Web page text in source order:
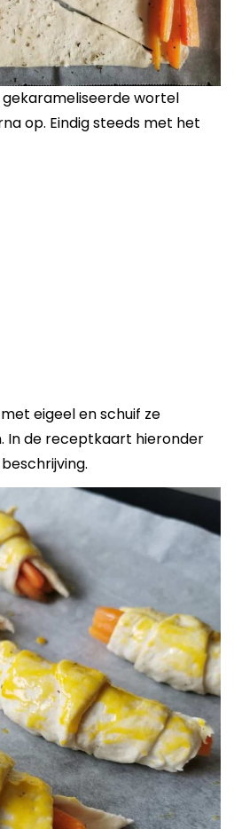
wortel
op. Eindig steeds met het
eigeel en schuif ze
In de receptkaart hieronder